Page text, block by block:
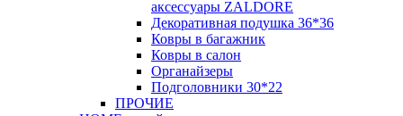
аксессуары ZALDORE
Декоративная подушка 36*36
Ковры в багажник
Ковры в салон
Органайзеры
Подголовники 30*22
ПРОЧИЕ